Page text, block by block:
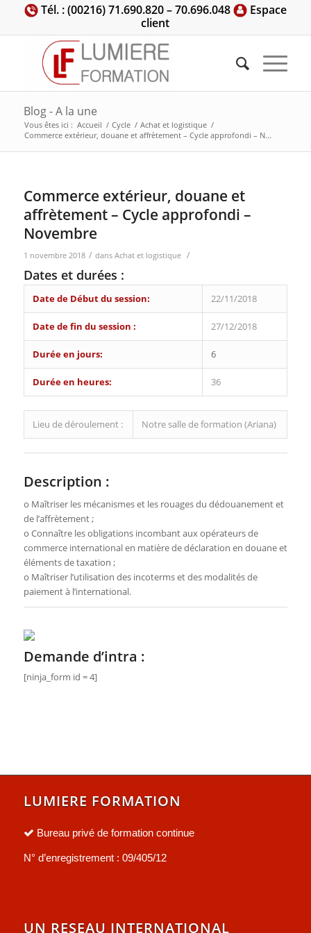
Tél. : (00216) 71.690.820 – 70.696.048
Espace
client
Blog - A la une
Vous êtes ici : Accueil / Cycle / Achat et logistique /
Commerce extérieur, douane et affrètement – Cycle approfondi – N...
Commerce extérieur, douane et
affrètement – Cycle approfondi –
Novembre
1 novembre 2018 / dans Achat et logistique /
Dates et durées :
Date de Début du session: 22/11/2018
Date de fin du session : 27/12/2018
Durée en jours: 6
Durée en heures: 36
Lieu de déroulement : Notre salle de formation (Ariana)
Description :
o Maîtriser les mécanismes et les rouages du dédouanement et
de l’affrètement ;
o Connaître les obligations incombant aux opérateurs de
commerce international en matière de déclaration en douane et
éléments de taxation ;
o Maîtriser l’utilisation des incoterms et des modalités de
paiement à l’international.
Demande d’intra :
[ninja_form id = 4]
LUMIERE FORMATION
Bureau privé de formation continue
N° d’enregistrement : 09/405/12
UN RESEAU INTERNATIONAL